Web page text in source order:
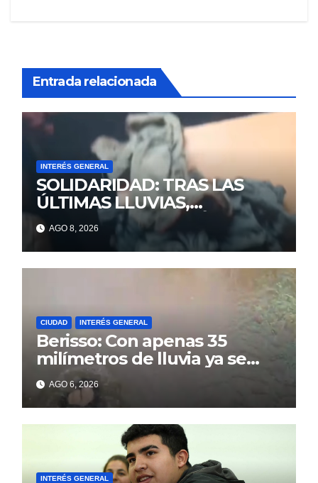
Entrada relacionada
INTERÉS GENERAL
SOLIDARIDAD: TRAS LAS
ÚLTIMAS LLUVIAS,
ALEJANDRA PERDIÓ TODO Y
NECESITA DE LA AYUDA DE
TODOS
AGO 8, 2026
CIUDAD INTERÉS GENERAL
Berisso: Con apenas 35
milímetros de lluvia ya se
sienten los problemas
AGO 6, 2026
INTERÉS GENERAL